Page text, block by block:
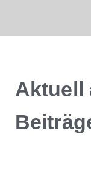
Aktuell